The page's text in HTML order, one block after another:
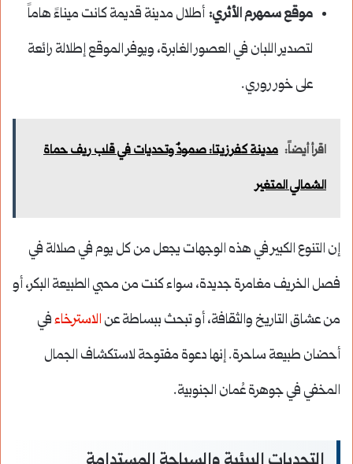
موقع سمهرم الأثري: أطلال مدينة قديمة كانت ميناءً هاماً
لتصدير اللبان في العصور الغابرة، ويوفر الموقع إطلالة رائعة
على خور روري.
اقرأ أيضاً: مدينة كفرزيتا: صمودٌ وتحديات في قلب ريف حماة
الشمالي المتغير
إن التنوع الكبير في هذه الوجهات يجعل من كل يوم في صلالة في
فصل الخريف مغامرة جديدة، سواء كنت من محبي الطبيعة البكر، أو
من عشاق التاريخ والثقافة، أو تبحث ببساطة عن الاسترخاءفي
أحضان طبيعة ساحرة. إنها دعوة مفتوحة لاستكشاف الجمال
المخفي في جوهرة عُمان الجنوبية.